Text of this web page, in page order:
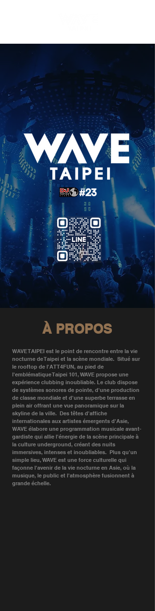
À PROPOS
WAVE TAIPEI est le point de rencontre entre la vie
nocturne de Taipei et la scène mondiale. ​ Situé sur
le rooftop de l'ATT4FUN, au pied de
l'emblématique Taipei 101, WAVE propose une
expérience clubbing inoubliable. Le club dispose
de systèmes sonores de pointe, d'une production
de classe mondiale et d'une superbe terrasse en
plein air offrant une vue panoramique sur la
skyline de la ville. ​ Des têtes d'affiche
internationales aux artistes émergents d'Asie,
WAVE élabore une programmation musicale avant-
gardiste qui allie l'énergie de la scène principale à
la culture underground, créant des nuits
immersives, intenses et inoubliables. ​ Plus qu'un
simple lieu, WAVE est une force culturelle qui
façonne l'avenir de la vie nocturne en Asie, où la
musique, le public et l'atmosphère fusionnent à
grande échelle.